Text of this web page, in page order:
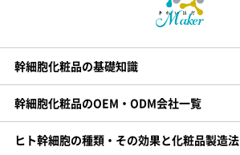
化粧品企画～製造までのHOW TO
幹細胞化粧品の基礎知識
幹細胞化粧品のOEM・ODM会社一覧
ヒト幹細胞の種類・その効果と化粧品製造法